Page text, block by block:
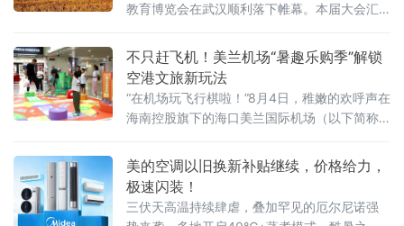
教育博览会在武汉顺利落下帷幕。本届大会汇
来自全国各地的千余名教育领域管理者、创业
者齐聚江城，围绕“AI赋能下民办教育培训行业
的创新与发展”这一核心主题展开深度交流与思
想碰撞。
不只赶飞机！美兰机场“暑趣乐购季”解锁
空港文旅新玩法
“在机场玩飞行棋啦！”8月4日，稚嫩的欢呼声在
海南控股旗下的海口美兰国际机场（以下简称
纷驻足，只见一个小男孩兴奋地跳了起来。
美的空调以旧换新补贴继续，价格给力，
极速闪装！
三伏天高温持续肆虐，叠加罕见的厄尔尼诺强